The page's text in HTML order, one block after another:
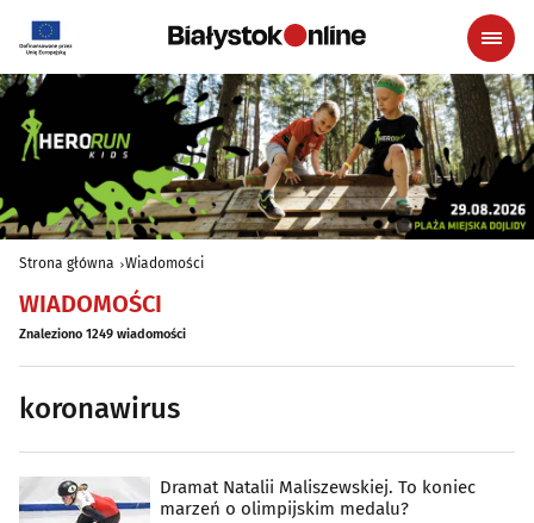
Strona główna Wiadomości
WIADOMOŚCI
Znaleziono 1249 wiadomości
koronawirus
Dramat Natalii Maliszewskiej. To koniec
marzeń o olimpijskim medalu?